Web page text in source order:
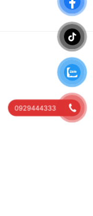
0929444333